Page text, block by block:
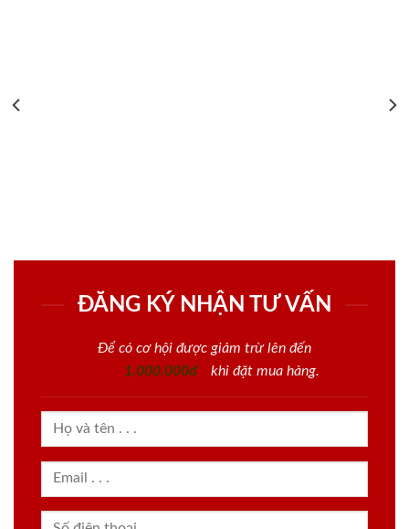
ĐĂNG KÝ NHẬN TƯ VẤN
Để có cơ hội được giảm trừ lên đến
1.000.000đ
khi đặt mua hàng.